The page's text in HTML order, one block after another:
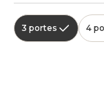
3 portes 4